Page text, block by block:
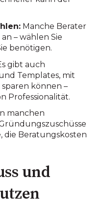
Manche Berater
– wählen Sie
benötigen.
gibt auch
Templates, mit
können –
Professionalität.
manchen
die Beratungskosten
und